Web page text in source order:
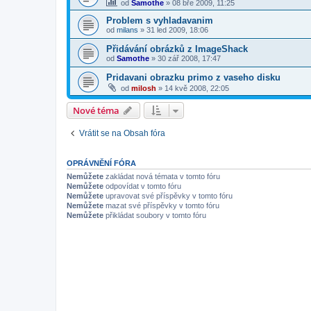
od Samothe » 08 bře 2009, 11:25
Problem s vyhladavanim
od milans » 31 led 2009, 18:06
Přidávání obrázků z ImageShack
od Samothe » 30 zář 2008, 17:47
Pridavani obrazku primo z vaseho disku
od milosh » 14 kvě 2008, 22:05
Nové téma
Vrátit se na Obsah fóra
OPRÁVNĚNÍ FÓRA
Nemůžete zakládat nová témata v tomto fóru
Nemůžete odpovídat v tomto fóru
Nemůžete upravovat své příspěvky v tomto fóru
Nemůžete mazat své příspěvky v tomto fóru
Nemůžete přikládat soubory v tomto fóru